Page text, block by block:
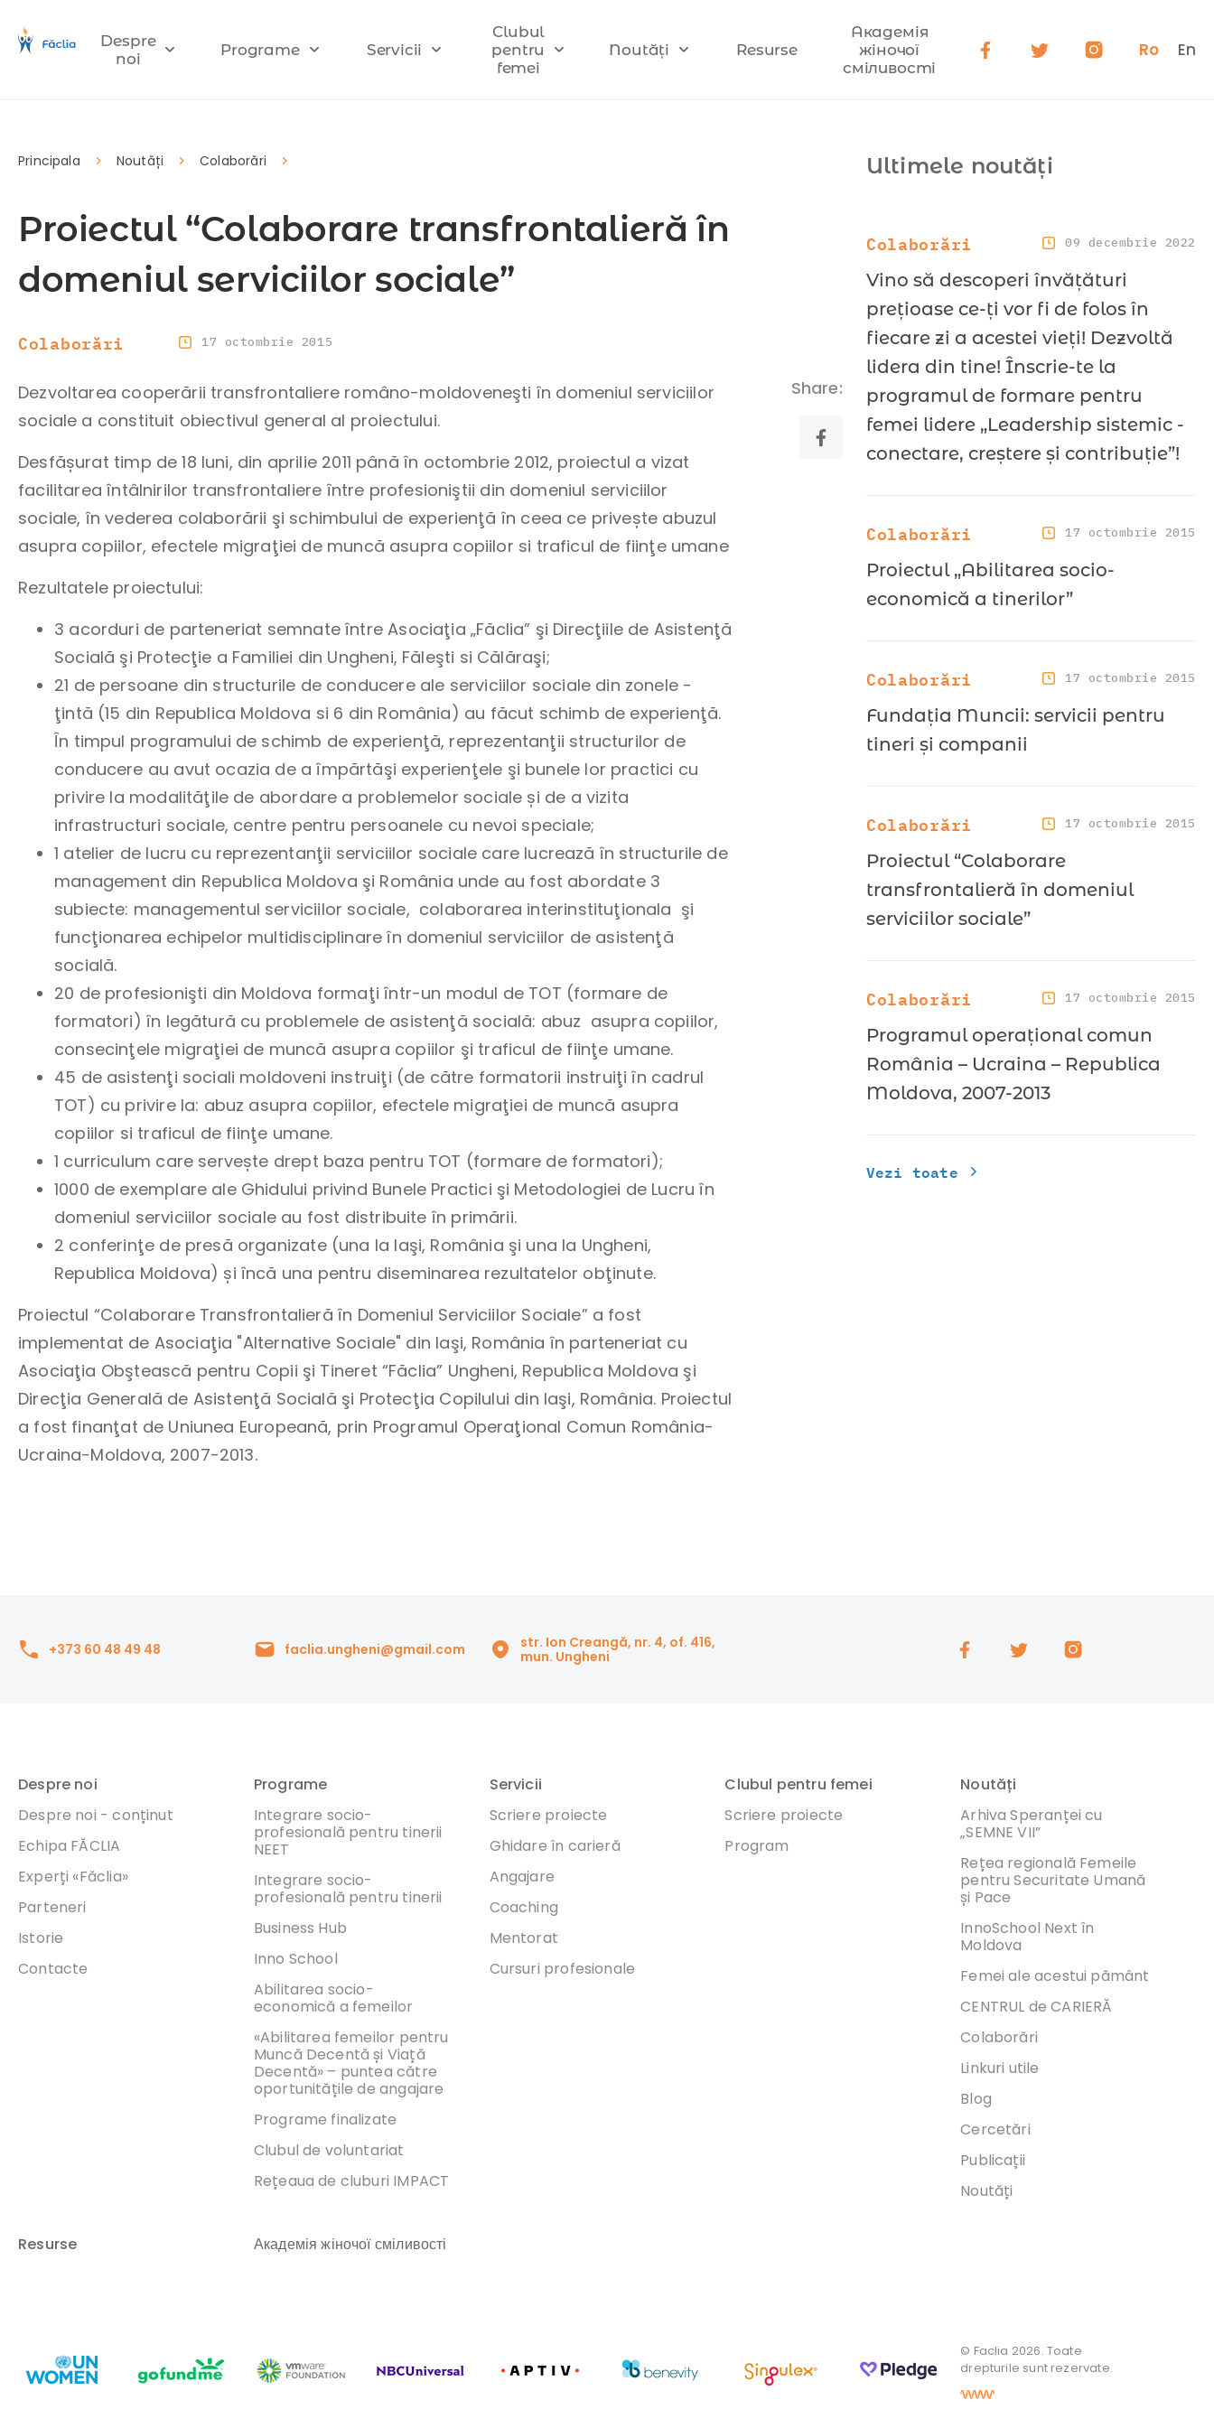
Despre
noi
Programe Servicii
Clubul
pentru
femei
Noutăți Resurse
Академія
жіночої
сміливості
Ro En
Principala Noutăți Colaborări
Proiectul “Colaborare transfrontalieră în
domeniul serviciilor sociale”
Colaborări 17 octombrie 2015
Dezvoltarea cooperării transfrontaliere româno-moldoveneşti în domeniul serviciilor
sociale a constituit obiectivul general al proiectului.
Desfășurat timp de 18 luni, din aprilie 2011 până în octombrie 2012, proiectul a vizat
facilitarea întâlnirilor transfrontaliere între profesioniştii din domeniul serviciilor
sociale, în vederea colaborării şi schimbului de experienţă în ceea ce privește abuzul
asupra copiilor, efectele migraţiei de muncă asupra copiilor si traficul de fiinţe umane
Rezultatele proiectului:
3 acorduri de parteneriat semnate între Asociaţia „Făclia” şi Direcţiile de Asistenţă
Socială şi Protecţie a Familiei din Ungheni, Făleşti si Călăraşi;
21 de persoane din structurile de conducere ale serviciilor sociale din zonele -
ţintă (15 din Republica Moldova si 6 din România) au făcut schimb de experienţă.
În timpul programului de schimb de experienţă, reprezentanţii structurilor de
conducere au avut ocazia de a împărtăşi experienţele şi bunele lor practici cu
privire la modalităţile de abordare a problemelor sociale și de a vizita
infrastructuri sociale, centre pentru persoanele cu nevoi speciale;
1 atelier de lucru cu reprezentanţii serviciilor sociale care lucrează în structurile de
management din Republica Moldova şi România unde au fost abordate 3
subiecte: managementul serviciilor sociale, colaborarea interinstituţionala şi
funcţionarea echipelor multidisciplinare în domeniul serviciilor de asistenţă
socială.
20 de profesionişti din Moldova formaţi într-un modul de TOT (formare de
formatori) în legătură cu problemele de asistenţă socială: abuz asupra copiilor,
consecinţele migraţiei de muncă asupra copiilor şi traficul de fiinţe umane.
45 de asistenţi sociali moldoveni instruiţi (de către formatorii instruiţi în cadrul
TOT) cu privire la: abuz asupra copiilor, efectele migraţiei de muncă asupra
copiilor si traficul de fiinţe umane.
1 curriculum care servește drept baza pentru TOT (formare de formatori);
1000 de exemplare ale Ghidului privind Bunele Practici şi Metodologiei de Lucru în
domeniul serviciilor sociale au fost distribuite în primării.
2 conferinţe de presă organizate (una la Iaşi, România şi una la Ungheni,
Republica Moldova) și încă una pentru diseminarea rezultatelor obţinute.
Proiectul “Colaborare Transfrontalieră în Domeniul Serviciilor Sociale” a fost
implementat de Asociaţia "Alternative Sociale" din Iaşi, România în parteneriat cu
Asociaţia Obştească pentru Copii şi Tineret “Făclia” Ungheni, Republica Moldova şi
Direcţia Generală de Asistenţă Socială şi Protecţia Copilului din Iaşi, România. Proiectul
a fost finanţat de Uniunea Europeană, prin Programul Operaţional Comun România-
Ucraina-Moldova, 2007-2013.
Share:
Ultimele noutăți
Colaborări 09 decembrie 2022
Vino să descoperi învățături
prețioase ce-ți vor fi de folos în
fiecare zi a acestei vieți! Dezvoltă
lidera din tine! Înscrie-te la
programul de formare pentru
femei lidere „Leadership sistemic -
conectare, creștere și contribuție”!
Colaborări 17 octombrie 2015
Proiectul „Abilitarea socio-
economică a tinerilor”
Colaborări 17 octombrie 2015
Fundația Muncii: servicii pentru
tineri şi companii
Colaborări 17 octombrie 2015
Proiectul “Colaborare
transfrontalieră în domeniul
serviciilor sociale”
Colaborări 17 octombrie 2015
Programul operațional comun
România – Ucraina – Republica
Moldova, 2007-2013
Vezi toate
+373 60 48 49 48 faclia.ungheni@gmail.com
str. Ion Creangă, nr. 4, of. 416,
mun. Ungheni
Despre noi
Despre noi - conținut
Echipa FĂCLIA
Experți «Făclia»
Parteneri
Istorie
Contacte
Programe
Integrare socio-
profesională pentru tinerii
NEET
Integrare socio-
profesională pentru tinerii
Business Hub
Inno School
Abilitarea socio-
economică a femeilor
«Abilitarea femeilor pentru
Muncă Decentă și Viață
Decentă» – puntea către
oportunitățile de angajare
Programe finalizate
Clubul de voluntariat
Rețeaua de cluburi IMPACT
Servicii
Scriere proiecte
Ghidare în carieră
Angajare
Coaching
Mentorat
Cursuri profesionale
Clubul pentru femei
Scriere proiecte
Program
Noutăți
Arhiva Speranței cu
„SEMNE VII”
Rețea regională Femeile
pentru Securitate Umană
și Pace
InnoSchool Next în
Moldova
Femei ale acestui pământ
CENTRUL de CARIERĂ
Colaborări
Linkuri utile
Blog
Cercetări
Publicații
Noutăți
Resurse Академія жіночої сміливості
© Faclia 2026. Toate
drepturile sunt rezervate.